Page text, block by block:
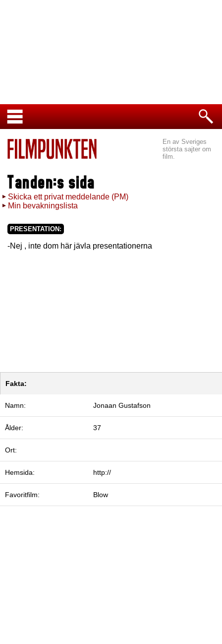
En av Sveriges
största sajter om
film.
Tanden:s sida
Skicka ett privat meddelande (PM)
Min bevakningslista
PRESENTATION:
-Nej , inte dom här jävla presentationerna
Fakta:
Namn: Jonaan Gustafson
Ålder: 37
Ort:
Hemsida: http://
Favoritfilm: Blow